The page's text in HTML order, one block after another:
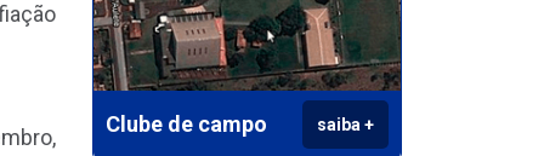
Clube de campo saiba +